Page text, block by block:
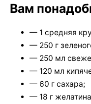
Вам
— 1 средняя
— 250 г
— 250 мл
— 120 мл
— 60 г сахара;
— 18 г